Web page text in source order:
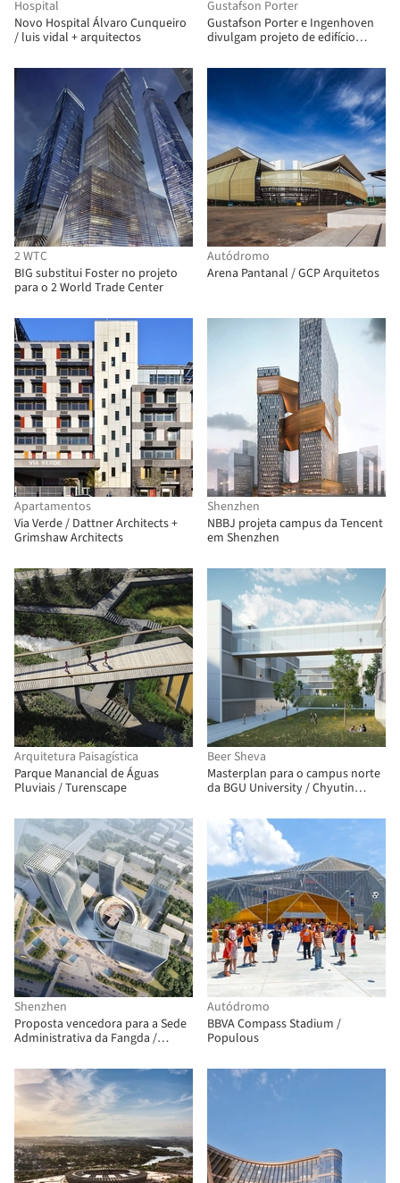
Hospital
Novo Hospital Álvaro Cunqueiro
/ luis vidal + arquitectos
Gustafson Porter
Gustafson Porter e Ingenhoven
divulgam projeto de edifício
2 WTC
BIG substitui Foster no projeto
para o 2 World Trade Center
Autódromo
Arena Pantanal / GCP Arquitetos
Apartamentos
Via Verde / Dattner Architects +
Grimshaw Architects
Shenzhen
NBBJ projeta campus da Tencent
em Shenzhen
Arquitetura Paisagística
Parque Manancial de Águas
Pluviais / Turenscape
Beer Sheva
Masterplan para o campus norte
da BGU University / Chyutin
Shenzhen
Proposta vencedora para a Sede
Administrativa da Fangda /
Autódromo
BBVA Compass Stadium /
Populous